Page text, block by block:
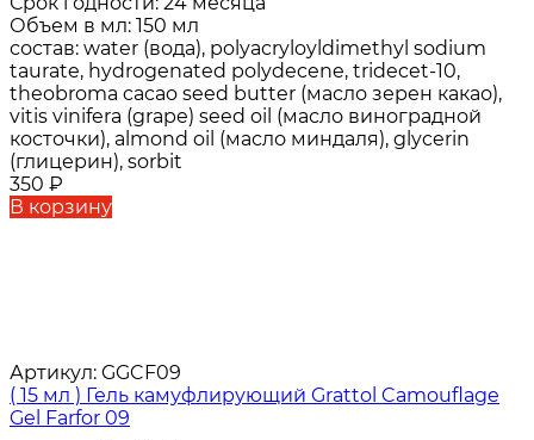
Объем в мл: 150 мл
состав: water (вода), polyacryloyldimethyl sodium
taurate, hydrogenated polydecene, tridecet-10,
theobroma cacao seed butter (масло зерен какао),
vitis vinifera (grape) seed oil (масло виноградной
косточки), almond oil (масло миндаля), glycerin
(глицерин), sorbit
350 ₽
В корзину
Артикул: GGCF09
( 15 мл ) Гель камуфлирующий Grattol Camouflage
Gel Farfor 09